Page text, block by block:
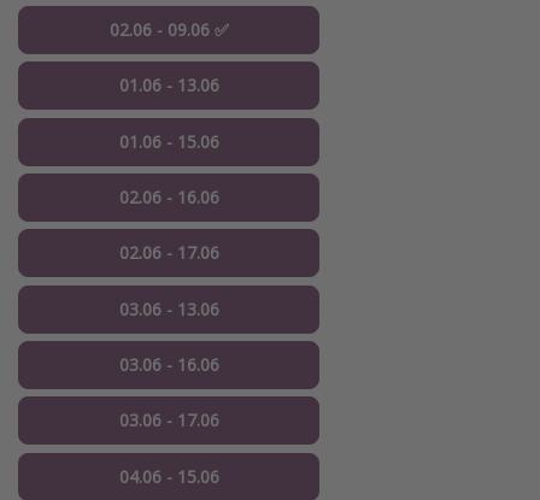
02.06 - 09.06 ✅
01.06 - 13.06
01.06 - 15.06
02.06 - 16.06
02.06 - 17.06
03.06 - 13.06
03.06 - 16.06
03.06 - 17.06
04.06 - 15.06